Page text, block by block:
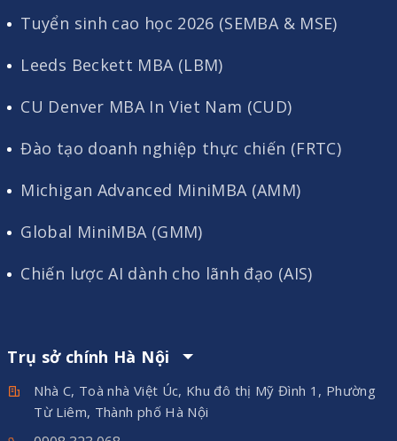
Tuyển sinh cao học 2026 (SEMBA & MSE)
Leeds Beckett MBA (LBM)
CU Denver MBA In Viet Nam (CUD)
Đào tạo doanh nghiệp thực chiến (FRTC)
Michigan Advanced MiniMBA (AMM)
Global MiniMBA (GMM)
Chiến lược AI dành cho lãnh đạo (AIS)
Trụ sở chính Hà Nội
Nhà C, Toà nhà Việt Úc, Khu đô thị Mỹ Đình 1, Phường
Từ Liêm, Thành phố Hà Nội